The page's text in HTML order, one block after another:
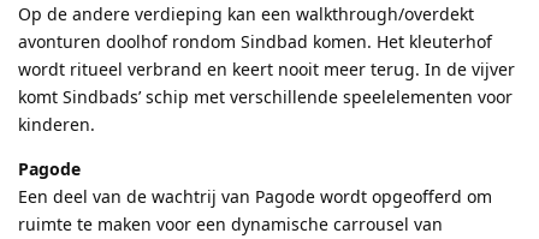
Op de andere verdieping kan een walkthrough/overdekt
avonturen doolhof rondom Sindbad komen. Het kleuterhof
wordt ritueel verbrand en keert nooit meer terug. In de vijver
komt Sindbads’ schip met verschillende speelelementen voor
kinderen.
Pagode
Een deel van de wachtrij van Pagode wordt opgeofferd om
ruimte te maken voor een dynamische carrousel van